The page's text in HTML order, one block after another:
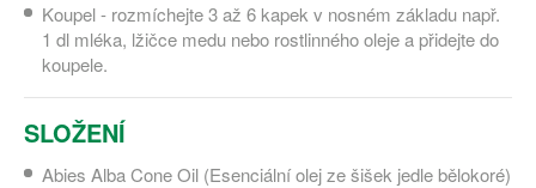
Koupel - rozmíchejte 3 až 6 kapek v nosném základu např.
1 dl mléka, lžičce medu nebo rostlinného oleje a přidejte do
koupele.
SLOŽENÍ
Abies Alba Cone Oil (Esenciální olej ze šišek jedle bělokoré)